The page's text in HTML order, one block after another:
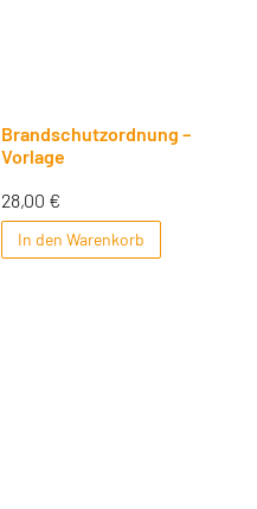
Brandschutzordnung –
Vorlage
28,00 €
In den Warenkorb